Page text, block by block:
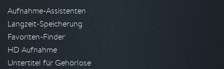
Aufnahme-Assistenten
Langzeit-Speicherung
Favoriten-Finder
HD Aufnahme
Untertitel für Gehörlose